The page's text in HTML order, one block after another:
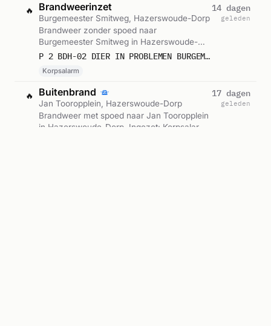
🔥 Brandweerinzet
Burgemeester Smitweg, Hazerswoude-Dorp
Brandweer zonder spoed naar
Burgemeester Smitweg in Hazerswoude-
Dorp. Ingezet: Korpsalarm. Gemeld om
P 2 BDH-02 DIER IN PROBLEMEN BURGEMEESTER SMITWEG HAZERSWOUDE-DORP 162237
Korpsalarm
14 dagen
geleden
🔥 Buitenbrand
Jan Tooropplein, Hazerswoude-Dorp
Brandweer met spoed naar Jan Tooropplein
in Hazerswoude-Dorp. Ingezet: Korpsalarm.
17 dagen
geleden